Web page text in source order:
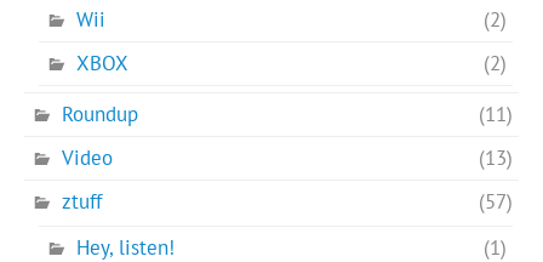
Wii
(2)
XBOX
(2)
Roundup
(11)
Video
(13)
ztuff
(57)
Hey, listen!
(1)